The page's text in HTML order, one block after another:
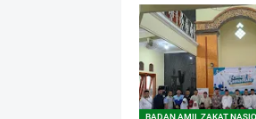
BADAN AMIL ZAKAT